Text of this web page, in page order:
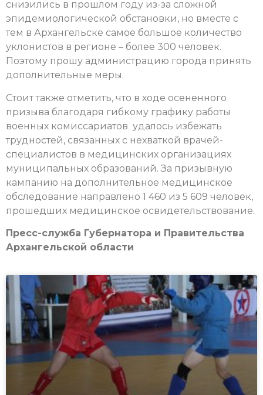
снизились в прошлом году из-за сложной
эпидемиологической обстановки, но вместе с
тем в Архангельске самое большое количество
уклонистов в регионе – более 300 человек.
Поэтому прошу администрацию города принять
дополнительные меры.
Стоит также отметить, что в ходе осененного
призыва благодаря гибкому графику работы
военных комиссариатов удалось избежать
трудностей, связанных с нехваткой врачей-
специалистов в медицинских организациях
муниципальных образований. За призывную
кампанию на дополнительное медицинское
обследование направлено 1 460 из 5 609 человек,
прошедших медицинское освидетельствование.
Пресс-служба Губернатора и Правительства
Архангельской области